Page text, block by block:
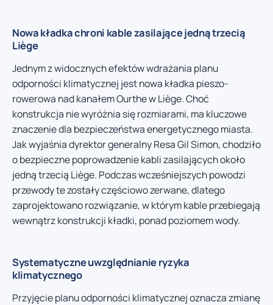
Nowa kładka chroni kable zasilające jedną trzecią
Liège
Jednym z widocznych efektów wdrażania planu
odporności klimatycznej jest nowa kładka pieszo-
rowerowa nad kanałem Ourthe w Liège. Choć
konstrukcja nie wyróżnia się rozmiarami, ma kluczowe
znaczenie dla bezpieczeństwa energetycznego miasta.
Jak wyjaśnia dyrektor generalny Resa Gil Simon, chodziło
o bezpieczne poprowadzenie kabli zasilających około
jedną trzecią Liège. Podczas wcześniejszych powodzi
przewody te zostały częściowo zerwane, dlatego
zaprojektowano rozwiązanie, w którym kable przebiegają
wewnątrz konstrukcji kładki, ponad poziomem wody.
Systematyczne uwzględnianie ryzyka
klimatycznego
Przyjęcie planu odporności klimatycznej oznacza zmianę